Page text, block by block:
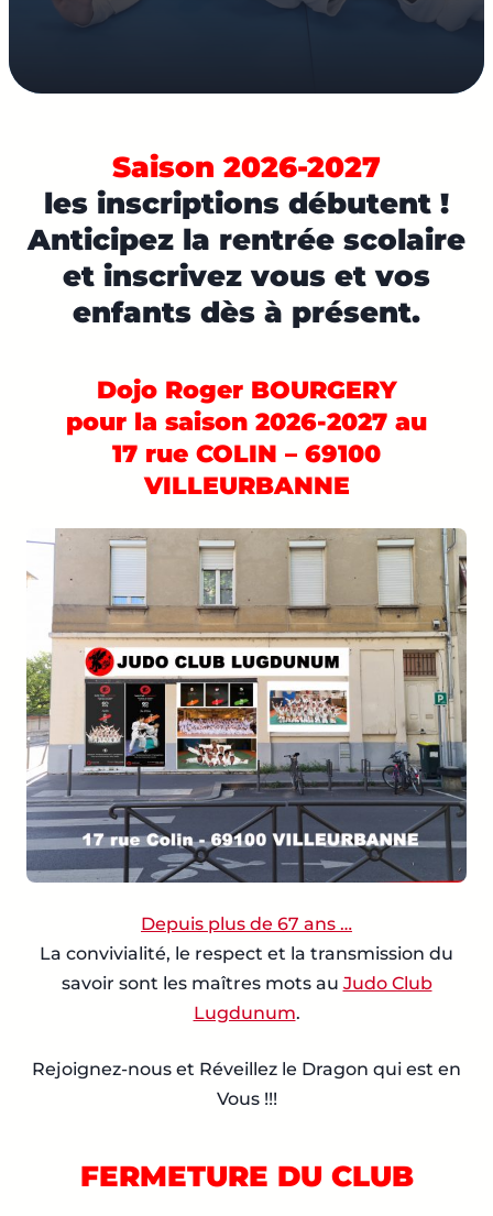
Saison 2026-2027
les inscriptions débutent !
Anticipez la rentrée scolaire
et inscrivez vous et vos
enfants dès à présent.
Dojo Roger BOURGERY
pour la saison 2026-2027 au
17 rue COLIN – 69100
VILLEURBANNE
Depuis plus de 67 ans …
La convivialité, le respect et la transmission du
savoir sont les maîtres mots au Judo Club
Lugdunum.
Rejoignez-nous et Réveillez le Dragon qui est en
Vous !!!
FERMETURE DU CLUB